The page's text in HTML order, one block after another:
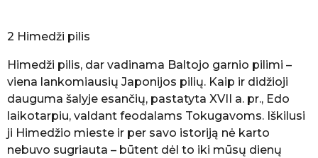
2 Himedži pilis
Himedži pilis, dar vadinama Baltojo garnio pilimi –
viena lankomiausių Japonijos pilių. Kaip ir didžioji
dauguma šalyje esančių, pastatyta XVII a. pr., Edo
laikotarpiu, valdant feodalams Tokugavoms. Iškilusi
ji Himedžio mieste ir per savo istoriją nė karto
nebuvo sugriauta – būtent dėl to iki mūsų dienų